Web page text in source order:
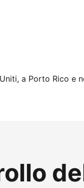
a Porto Rico e